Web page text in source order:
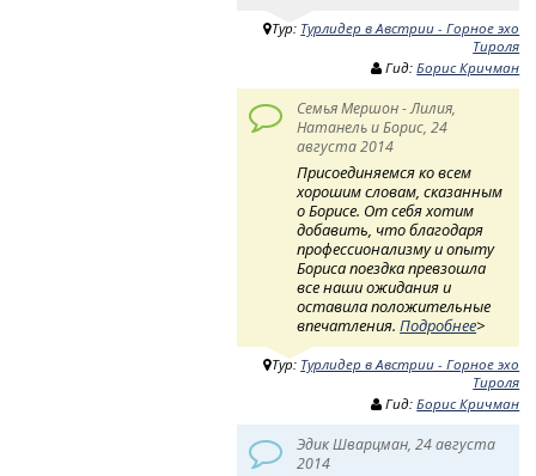
Тур: Турлидер в Австрии - Горное эхо
Тироля
Гид:Борис Кричман
Семья Мершон - Лилия,
Натанель и Борис, 24
августа 2014
Присоединяемся ко всем
хорошим словам, сказанным
о Борисе. От себя хотим
добавить, что благодаря
профессионализму и опыту
Бориса поездка превзошла
все наши ожидания и
оставила положительные
впечатления.Подробнее>
Тур: Турлидер в Австрии - Горное эхо
Тироля
Гид:Борис Кричман
Эдик Шварцман, 24 августа
2014